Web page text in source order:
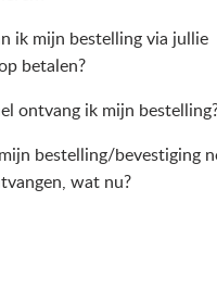
ik mijn bestelling via jullie
betalen?
ontvang ik mijn
bestelling/bevestiging
wat nu?